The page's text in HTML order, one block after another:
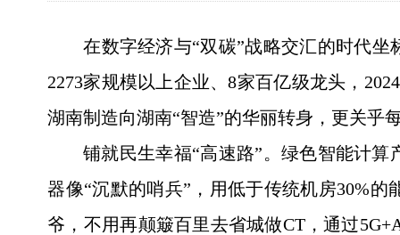
在数字经济与“双碳”战略交汇的时代
2273家规模以上企业、8家百亿级龙头，
湖南制造向湖南“智造”的华丽转身，更关乎
铺就民生幸福“高速路”。绿色智能计
器像“沉默的哨兵”，用低于传统机房30%
爷，不用再颠簸百里去省城做CT，通过